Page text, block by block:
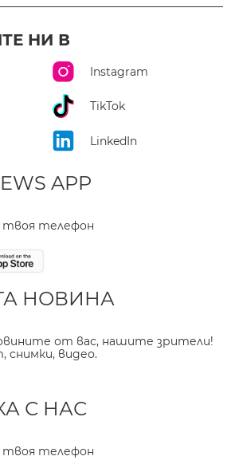
НИ В
Instagram
TikTok
LinkedIn
APP
твоя телефон
НОВИНА
от вас, нашите зрители!
видео.
С НАС
твоя телефон